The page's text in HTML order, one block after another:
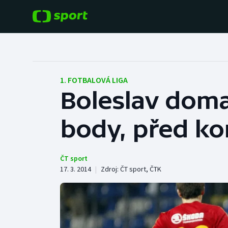
Hokej
Tenis
Cyklistika
Baseball a softbal
Basketbal
Boby a skeleton
Box
1. FOTBALOVÁ LIGA
Boleslav
body, před
ČT sport
17. 3. 2014 | Zdroj: ČT sport, ČTK